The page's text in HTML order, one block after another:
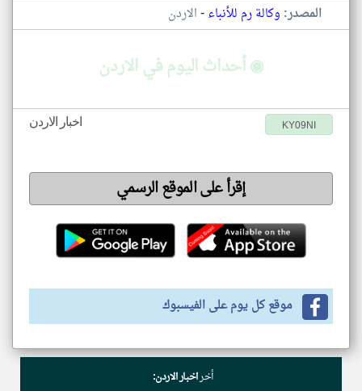
المصدر: وكالة رم للأنباء-الاردن
◉ أحداث اليوم في الاردن
اخبار الاردن KY09NI
إقرأ على الموقع الرسمي
موقع كل يوم على الفيسبوك
أخراخبار الاردن: